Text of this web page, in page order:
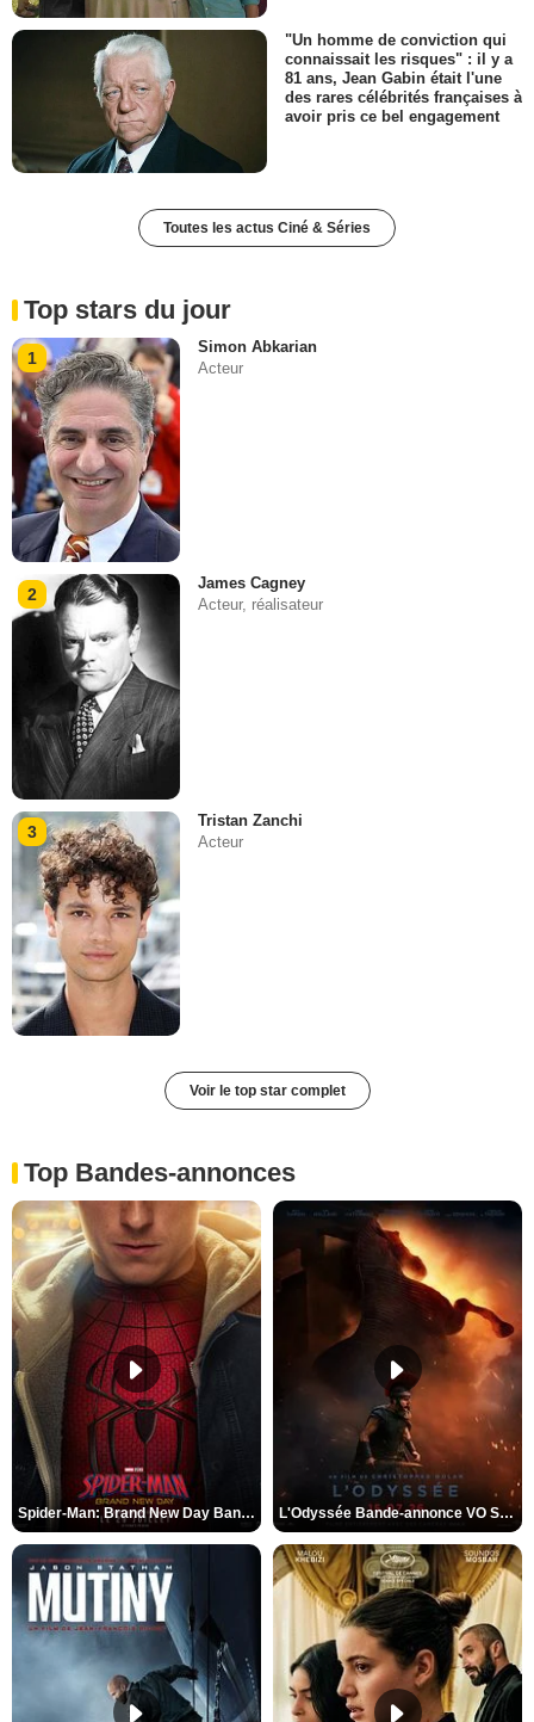
"Un homme de conviction qui
connaissait les risques" : il y a
81 ans, Jean Gabin était l'une
des rares célébrités françaises à
avoir pris ce bel engagement
Toutes les actus Ciné & Séries
Top stars du jour
1
Simon Abkarian
Acteur
2
James Cagney
Acteur, réalisateur
3
Tristan Zanchi
Acteur
Voir le top star complet
Top Bandes-annonces
Spider-Man: Brand New Day Bande-annonce VO STFR L'Odyssée Bande-annonce VO STFR